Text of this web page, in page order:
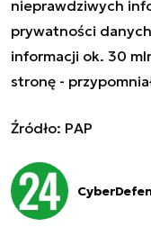
nieprawdziwych
prywatności
informacji ok. 30
stronę -
Źródło: PAP